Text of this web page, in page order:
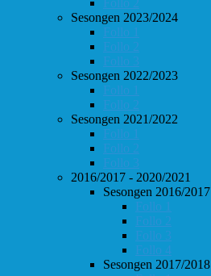
Sesongen 2023/2024
Follo 1
Follo 2
Follo 3
Sesongen 2022/2023
Follo 1
Follo 2
Sesongen 2021/2022
Follo 1
Follo 2
Follo 3
2016/2017 - 2020/2021
Sesongen 2016/2017
Follo 1
Follo 2
Follo 3
Follo 4
Sesongen 2017/2018